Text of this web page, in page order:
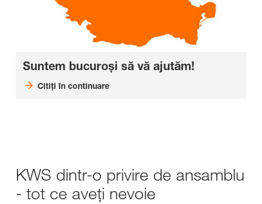
Suntem bucuroși să vă ajutăm!
Citiți în continuare
KWS dintr-o privire de ansamblu
- tot ce aveți nevoie